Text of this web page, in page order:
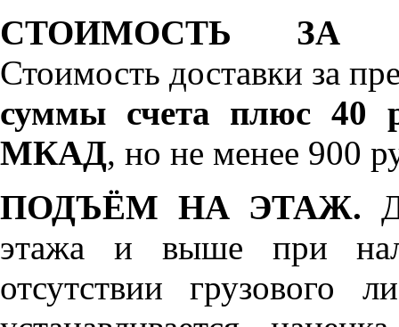
СТОИМОСТЬ ЗА
Стоимость доставки за
суммы счета плюс 40
МКАД, но не менее 900
ПОДЪЁМ НА ЭТАЖ.
этажа и выше при
отсутствии грузового